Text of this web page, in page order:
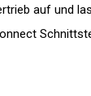
auf und